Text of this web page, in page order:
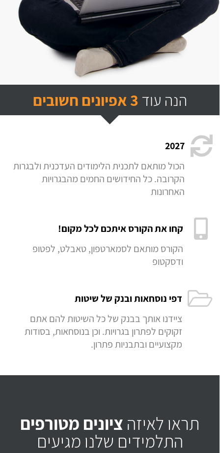
הנה עוד 3 אפיונים חשובים
2027
הכול מותאם לתכנית הלימודים העדכנית ולבגרות
הקרובה. כל החידושים החמים מהבגרויות
האחרונות
קחו את הקורס איתכם לכל מקום!
הקורס מותאם לסמארטפון, טאבלט, לפטופ
ודסקטופ
דפי נוסחאות ובנק של שיטות
ציידנו אותך בבנק של כל השיטות להם אתם
זקוקים לפתרון בגרויות. וכן בנוסחאות, בסודות
מקצועיים ובתבניות פתרון.
תראו לאיזה ציונים מטורפים
התלמידים שלנו מגיעים